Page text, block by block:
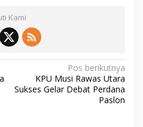
Kami
Pos berikutnya
KPU Musi Rawas Utara
Sukses Gelar Debat Perdana
Paslon